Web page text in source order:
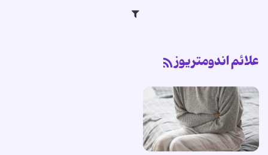
علائم اندومتریوز